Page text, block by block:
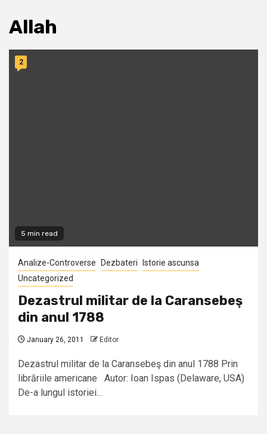
Allah
5 min read
2
Analize-Controverse Dezbateri
Istorie ascunsa
Uncategorized
Dezastrul militar de la Caransebeş
din anul 1788
January 26, 2011 Editor
Dezastrul militar de la Caransebeş din anul 1788 Prin
librăriile americane Autor: Ioan Ispas (Delaware, USA)
De-a lungul istoriei...